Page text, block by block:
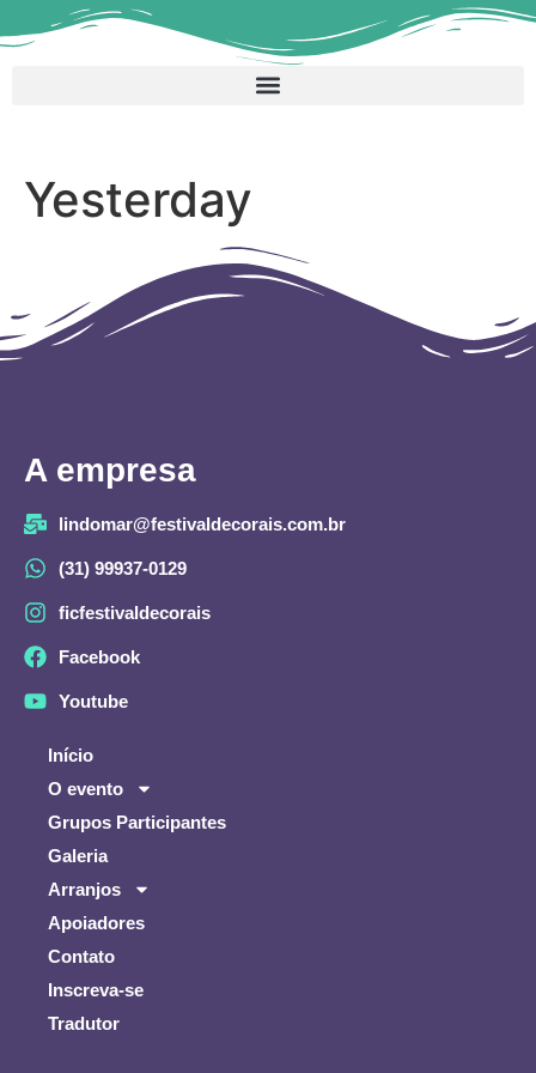
Yesterday
A empresa
lindomar@festivaldecorais.com.br
(31) 99937-0129
ficfestivaldecorais
Facebook
Youtube
Início
O evento
Grupos Participantes
Galeria
Arranjos
Apoiadores
Contato
Inscreva-se
Tradutor